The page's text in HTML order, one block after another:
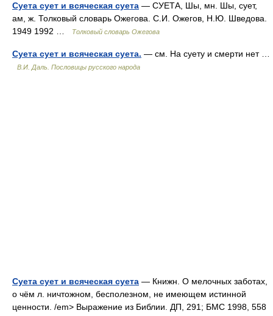
Суета сует и всяческая суета — СУЕТА, Шы, мн. Шы, сует,
ам, ж. Толковый словарь Ожегова. С.И. Ожегов, Н.Ю. Шведова.
1949 1992 …
Толковый словарь Ожегова
Суета сует и всяческая суета. — см. На суету и смерти нет …
В.И. Даль. Пословицы русского народа
Суета сует и всяческая суета — Книжн. О мелочных заботах,
о чём л. ничтожном, бесполезном, не имеющем истинной
ценности. /em> Выражение из Библии. ДП, 291; БМС 1998, 558